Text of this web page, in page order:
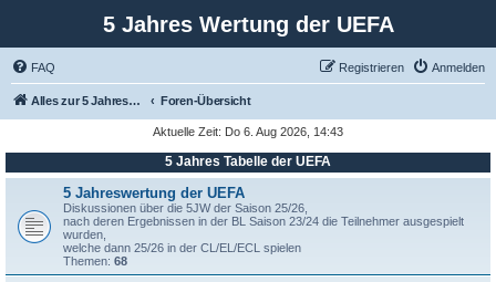
5 Jahres Wertung der UEFA
FAQ Anmelden
Registrieren
Alles zur 5 Jahreswertung / Tabelle der UEFA mit vielen Statistiken. Foren-Übersicht
Aktuelle Zeit: Do 6. Aug 2026, 14:43
5 Jahres Tabelle der UEFA
5 Jahreswertung der UEFA
Diskussionen über die 5JW der Saison 25/26,
nach deren Ergebnissen in der BL Saison 23/24 die Teilnehmer ausgespielt
wurden,
welche dann 25/26 in der CL/EL/ECL spielen
Themen: 68